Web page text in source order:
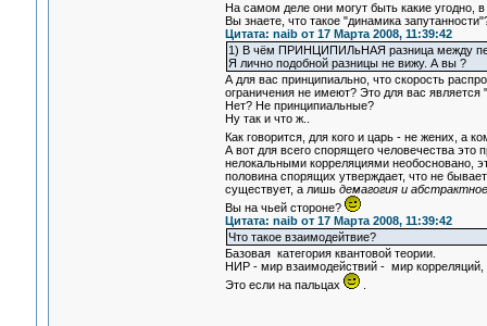
На самом деле они могут быть какие угодно,
Вы знаете, что такое "динамика
Цитата: naib от 17 Марта 2008, 11:39:42
1) В чём ПРИНЦИПИЛьНАЯ разница между
Я лично подобной разницы не вижу. А вы ?
А для вас принципиально, что скорость
ограничения не имеют? Это для вас
Нет? Не принципиальные?
Ну так и что ж..
Как говорится, для кого и царь - не жених, а
А вот для всего спорящего человечества это
нелокальными корреляциями необосновано,
половина спорящих утверждает, что не
существует, а лишь демагогия и
Вы на чьей стороне?
Цитата: naib от 17 Марта 2008, 11:39:42
Что такое взаимодейтвие?
Базовая категория квантовой теории.
НИР - мир взаимодействий - мир корреляций,
Это если на пальцах
.